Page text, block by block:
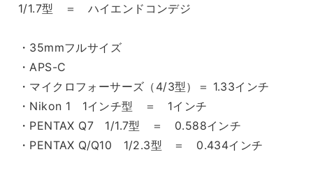
1/1.7型 ＝ ハイエンドコンデジ
・35mmフルサイズ
・APS-C
・マイクロフォーサーズ（4/3型）＝ 1.33インチ
・Nikon 1 1インチ型 ＝ 1インチ
・PENTAX Q7 1/1.7型 ＝ 0.588インチ
・PENTAX Q/Q10 1/2.3型 ＝ 0.434インチ